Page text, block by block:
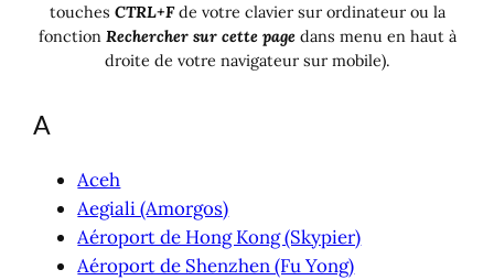
touches CTRL+Fde votre clavier sur ordinateur ou la
fonction Rechercher sur cette pagedans menu en haut à
droite de votre navigateur sur mobile).
A
Aceh
Aegiali (Amorgos)
Aéroport de Hong Kong (Skypier)
Aéroport de Shenzhen (Fu Yong)